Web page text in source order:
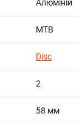
Алюміній
МТВ
Disc
2
58 мм